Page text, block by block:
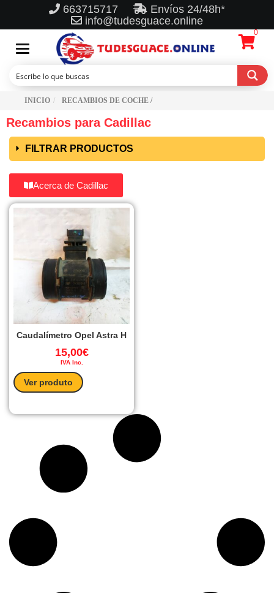
663715717
Envíos 24/48h*
info@tudesguace.online
Toggle
navigation
0
INICIO RECAMBIOS DE COCHE /
Recambios para Cadillac
FILTRAR PRODUCTOS
Acerca de Cadillac
Caudalímetro Opel Astra H
15,00€
IVA Inc.
Ver produto